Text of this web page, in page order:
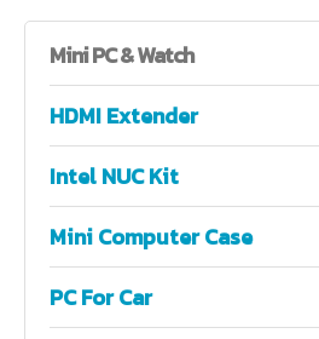
MiniPC & Watch
HDMI Extender
Intel NUC Kit
Mini Computer Case
PC For Car